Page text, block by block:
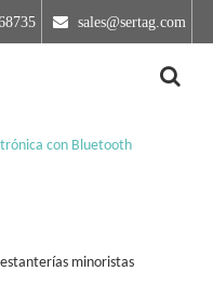
sales@sertag.com
con Bluetooth
minoristas